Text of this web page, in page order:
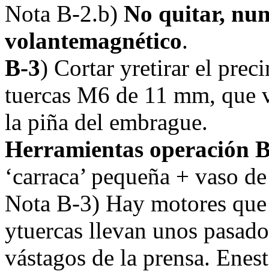
Nota B-2.b) No quitar,
volantemagnético.
B-3) Cortar yretirar el
tuercas M6 de 11 mm, que
la piña del embrague.
Herramientas operación
‘carraca’ pequeña + vaso
Nota B-3) Hay motores
ytuercas llevan unos
vástagos de la prensa.